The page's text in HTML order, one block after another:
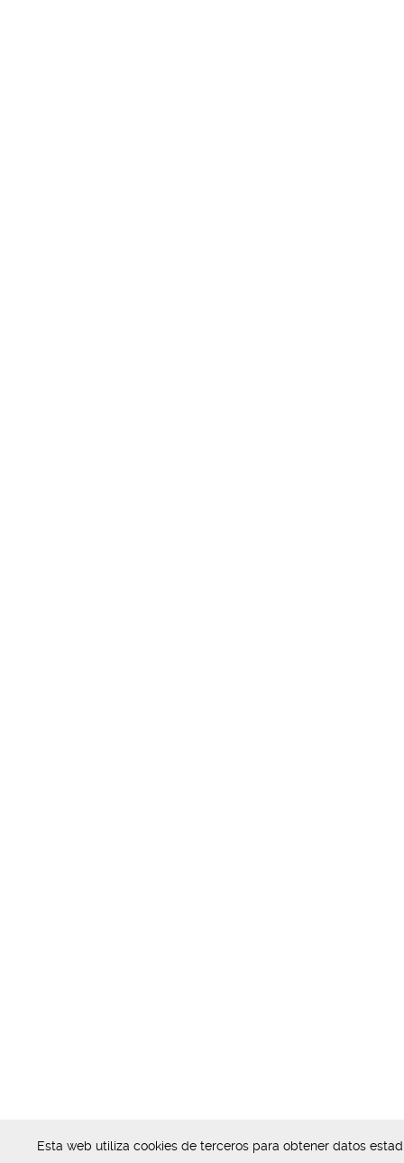
Esta web utiliza cookies de terceros para obtener datos